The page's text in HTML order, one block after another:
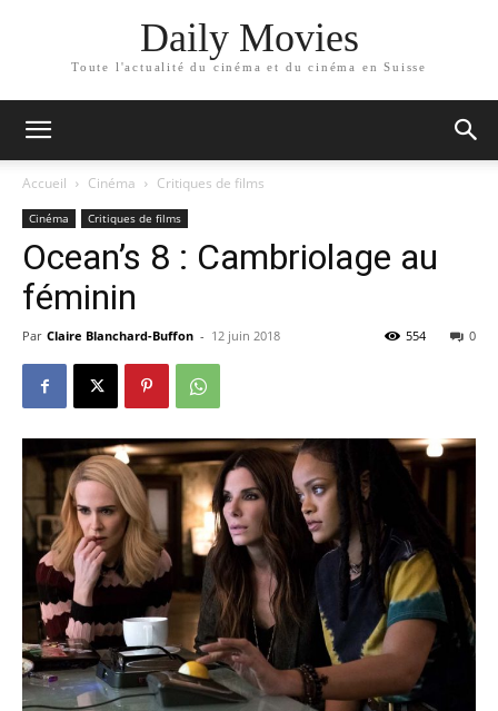
Daily Movies
Toute l'actualité du cinéma et du cinéma en Suisse
Accueil Cinéma Critiques de films
Cinéma Critiques de films
Ocean’s 8 : Cambriolage au
féminin
Par Claire Blanchard-Buffon - 12 juin 2018 0
554